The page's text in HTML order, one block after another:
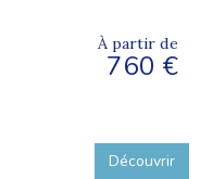
À partir de
760 €
Découvrir